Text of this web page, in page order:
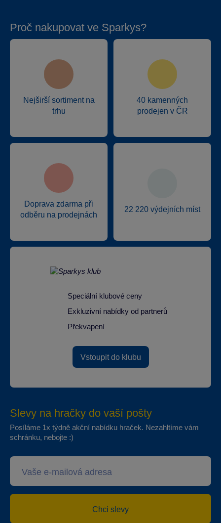
Proč nakupovat ve Sparkys?
Nejširší sortiment na
trhu
40 kamenných
prodejen v ČR
Doprava zdarma při
odběru na prodejnách
22 220 výdejních míst
Speciální klubové ceny
Exkluzivní nabídky od partnerů
Překvapení
Vstoupit do klubu
Slevy na hračky do vaší pošty
Posíláme 1x týdně akční nabídku hraček. Nezahltíme vám
schránku, nebojte :)
Chci slevy